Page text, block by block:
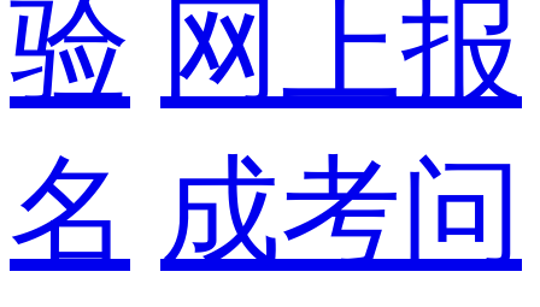
验 网上报
名 成考问